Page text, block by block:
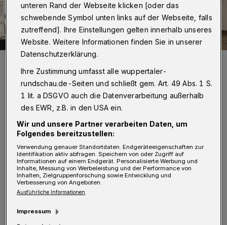
Das Landespolizei-Orchester spielt nicht nur Märsche sondern
auch Symphonische Werke und Jazz.
V or 20 Jahren waren die übers Land
verstreuten Polizeimusikkorps aufgelöst
Landespolizei-Orchesters, erläutert dessen
unteren Rand der Webseite klicken [oder das
schwebende Symbol unten links auf der Webseite, falls
zutreffend]. Ihre Einstellungen gelten innerhalb unseres
Website. Weitere Informationen finden Sie in unserer
Datenschutzerklärung.
Ihre Zustimmung umfasst alle wuppertaler-
rundschau.de-Seiten und schließt gem. Art. 49 Abs. 1 S.
1 lit. a DSGVO auch die Datenverarbeitung außerhalb
des EWR, z.B. in den USA ein.
Wir und unsere Partner verarbeiten Daten, um
Folgendes bereitzustellen:
Verwendung genauer Standortdaten. Endgeräteeigenschaften zur
Identifikation aktiv abfragen. Speichern von oder Zugriff auf
Informationen auf einem Endgerät. Personalisierte Werbung und
Inhalte, Messung von Werbeleistung und der Performance von
Inhalten, Zielgruppenforschung sowie Entwicklung und
Verbesserung von Angeboten.
Ausführliche Informationen
Impressum